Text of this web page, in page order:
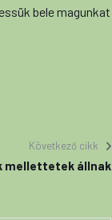
bele magunkat
Következő cikk
mellettetek állnak